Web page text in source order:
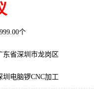
个
东省深圳市龙岗区
圳电脑锣CNC加工